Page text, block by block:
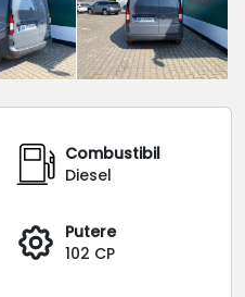
Combustibil
Diesel
Putere
102 CP